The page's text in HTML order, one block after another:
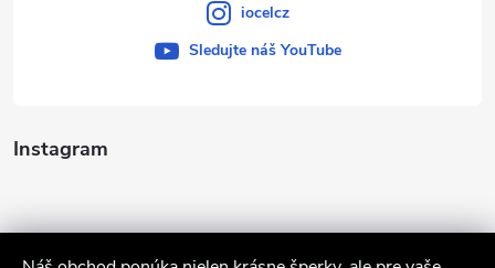
Instagram
iocelcz
Sledujte náš YouTube